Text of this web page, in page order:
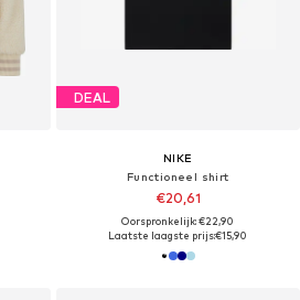
DEAL
NIKE
Functioneel shirt
€20,61
Oorspronkelijk: €22,90
Laatste laagste prijs:€15,90